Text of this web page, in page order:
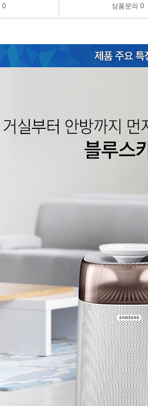
0 상품문의 0